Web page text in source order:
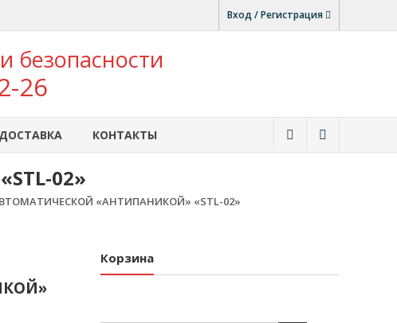
Вход / Регистрация
безопасности
26
КОНТАКТЫ
02»
«АНТИПАНИКОЙ» «STL-02»
Корзина